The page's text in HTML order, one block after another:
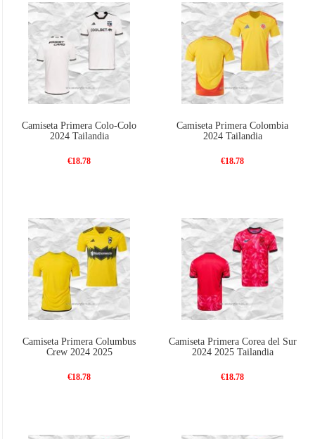
Camiseta Primera Colo-Colo
2024 Tailandia
€18.78
Camiseta Primera Colombia
2024 Tailandia
€18.78
Camiseta Primera Columbus
Crew 2024 2025
€18.78
Camiseta Primera Corea del Sur
2024 2025 Tailandia
€18.78